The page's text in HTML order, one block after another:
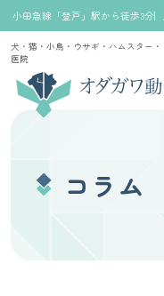
犬・猫・小鳥・ウサギ・ハムスター
医院
小田急線「登戸」駅から徒歩3分
コラム